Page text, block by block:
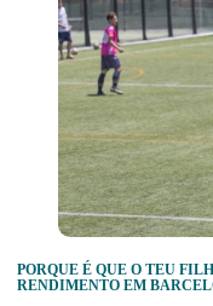
PORQUE É QUE O TEU
RENDIMENTO EM